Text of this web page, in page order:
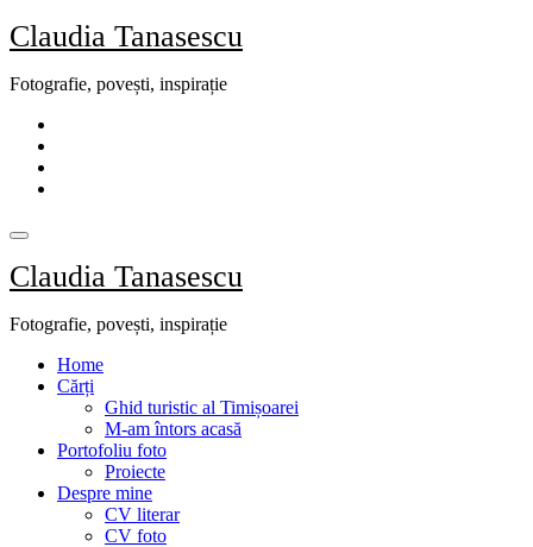
Skip
to
Claudia Tanasescu
Fotografie, povești, inspirație
Claudia Tanasescu
Fotografie, povești, inspirație
Home
Cărți
Ghid turistic al Timișoarei
M-am întors acasă
Portofoliu foto
Proiecte
Despre mine
CV literar
CV foto